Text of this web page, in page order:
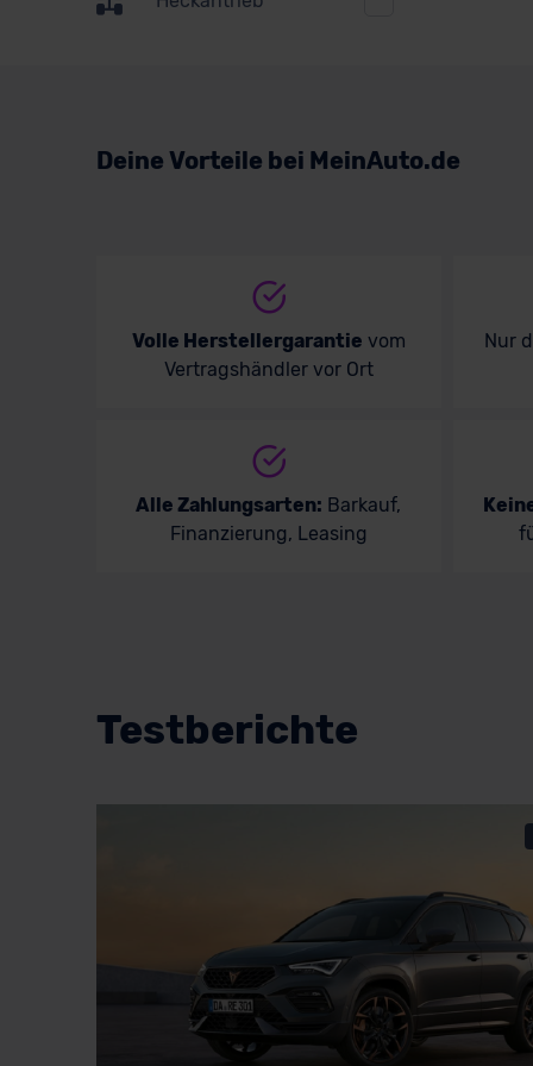
Volvo
Deine Vorteile bei MeinAuto.de
Volle Herstellergarantie vom
Vertragshändler vor Ort
Nur
Alle Zahlungsarten: Barkauf,
Finanzierung, Leasing
Testberichte